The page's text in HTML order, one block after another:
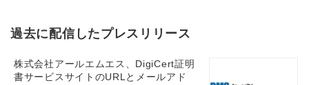
過去に配信したプレスリリース
株式会社アールエムエス、DigiCert証明
書サービスサイトのURLとメールアド